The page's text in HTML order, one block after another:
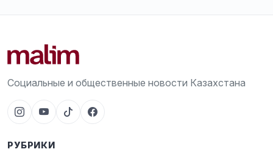
Социальные и общественные новости Казахстана
РУБРИКИ